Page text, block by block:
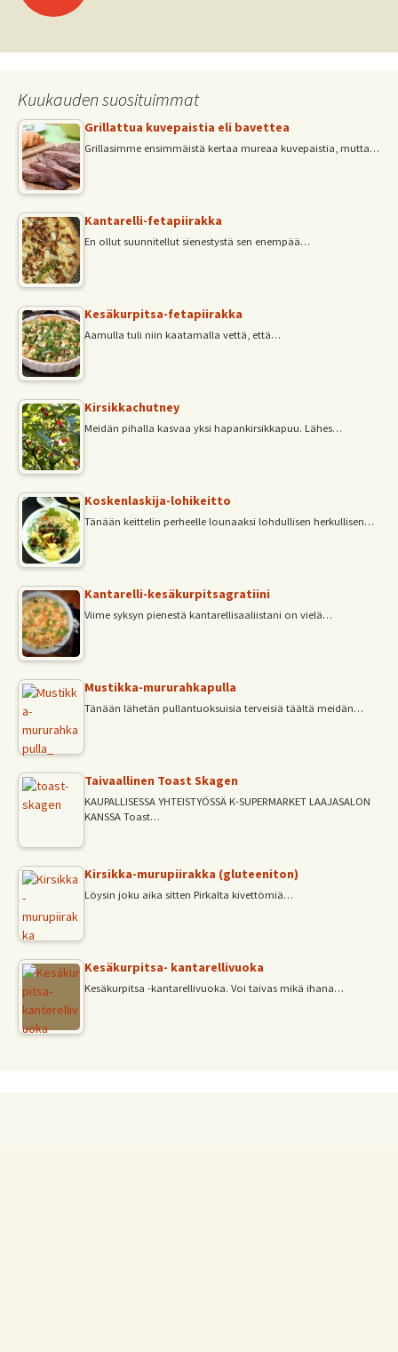
selaus
Kuukauden suosituimmat
Grillattua kuvepaistia eli bavettea
Grillasimme ensimmäistä kertaa mureaa kuvepaistia, mutta…
Kantarelli-fetapiirakka
En ollut suunnitellut sienestystä sen enempää…
Kesäkurpitsa-fetapiirakka
Aamulla tuli niin kaatamalla vettä, että…
Kirsikkachutney
Meidän pihalla kasvaa yksi hapankirsikkapuu. Lähes…
Koskenlaskija-lohikeitto
Tänään keittelin perheelle lounaaksi lohdullisen herkullisen…
Kantarelli-kesäkurpitsagratiini
Viime syksyn pienestä kantarellisaaliistani on vielä…
Mustikka-mururahkapulla
Tänään lähetän pullantuoksuisia terveisiä täältä meidän…
Taivaallinen Toast Skagen
KAUPALLISESSA YHTEISTYÖSSÄ K-SUPERMARKET LAAJASALON
KANSSA Toast…
Kirsikka-murupiirakka (gluteeniton)
Löysin joku aika sitten Pirkalta kivettömiä…
Kesäkurpitsa- kantarellivuoka
Kesäkurpitsa -kantarellivuoka. Voi taivas mikä ihana…